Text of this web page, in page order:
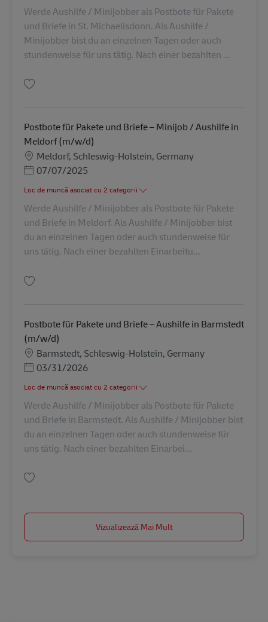
Werde Aushilfe / Minijobber als Postbote für Pakete
und Briefe in St. Michaelisdonn. Als Aushilfe /
Minijobber bist du an einzelnen Tagen oder auch
stundenweise für uns tätig. Nach einer bezahlten ...
Postbote für Pakete und Briefe – Minijob / Aushilfe in
Meldorf (m/w/d)
LocațieMeldorf, Schleswig-Holstein, Germany
Posted Date
07/07/2025
Loc de muncă asociat cu 2 categorii
Werde Aushilfe / Minijobber als Postbote für Pakete
und Briefe in Meldorf. Als Aushilfe / Minijobber bist
du an einzelnen Tagen oder auch stundenweise für
uns tätig. Nach einer bezahlten Einarbeitu...
Postbote für Pakete und Briefe – Aushilfe in Barmstedt
(m/w/d)
Locație
Barmstedt, Schleswig-Holstein, Germany
Posted Date
03/31/2026
Loc de muncă asociat cu 2 categorii
Werde Aushilfe / Minijobber als Postbote für Pakete
und Briefe in Barmstedt. Als Aushilfe / Minijobber bist
du an einzelnen Tagen oder auch stundenweise für
uns tätig. Nach einer bezahlten Einarbei...
Vizualizează Mai Mult